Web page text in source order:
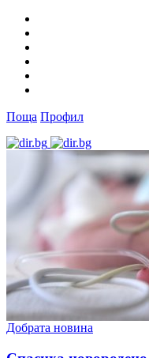
Поща Профил
Добрата новина